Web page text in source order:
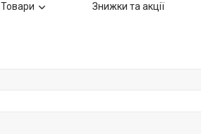
Товари Знижки та акції